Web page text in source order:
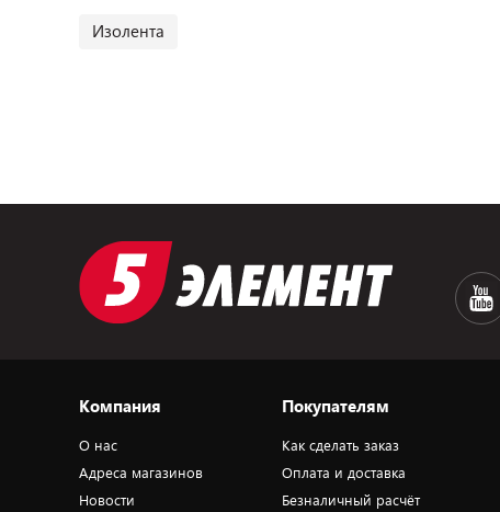
Изолента
Компания
О нас
Адреса магазинов
Новости
Покупателям
Как сделать заказ
Оплата и доставка
Безналичный расчёт